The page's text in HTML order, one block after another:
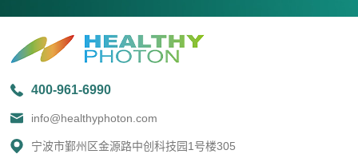
400-961-6990
info@healthyphoton.com
宁波市鄞州区金源路中创科技园1号楼305